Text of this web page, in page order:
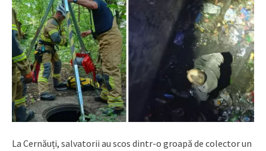
La Cernăuți, salvatorii au scos dintr-o groapă de colector un